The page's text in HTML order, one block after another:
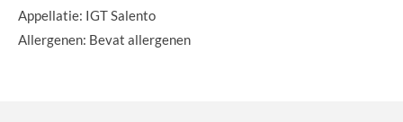
Appellatie: IGT Salento
Allergenen: Bevat allergenen